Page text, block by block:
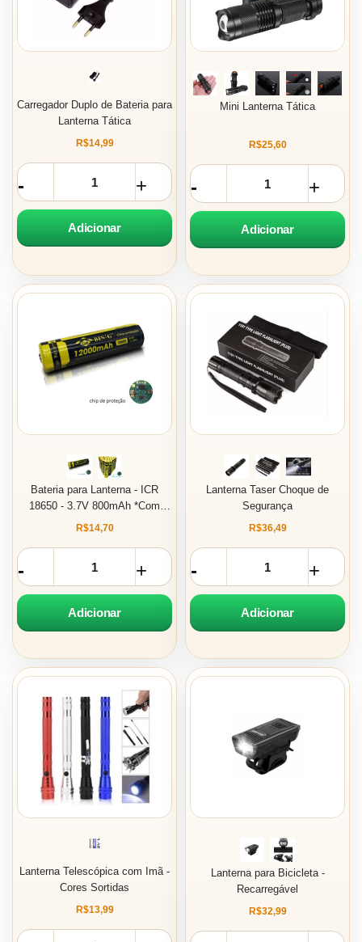
Carregador Duplo de Bateria para
Lanterna Tática
R$14,99
Adicionar
Mini Lanterna Tática
R$25,60
Adicionar
Bateria para Lanterna - ICR
18650 - 3.7V 800mAh *Com
CHIP*
R$14,70
Adicionar
Lanterna Taser Choque de
Segurança
R$36,49
Adicionar
Lanterna Telescópica com Imã -
Cores Sortidas
R$13,99
Lanterna para Bicicleta -
Recarregável
R$32,99